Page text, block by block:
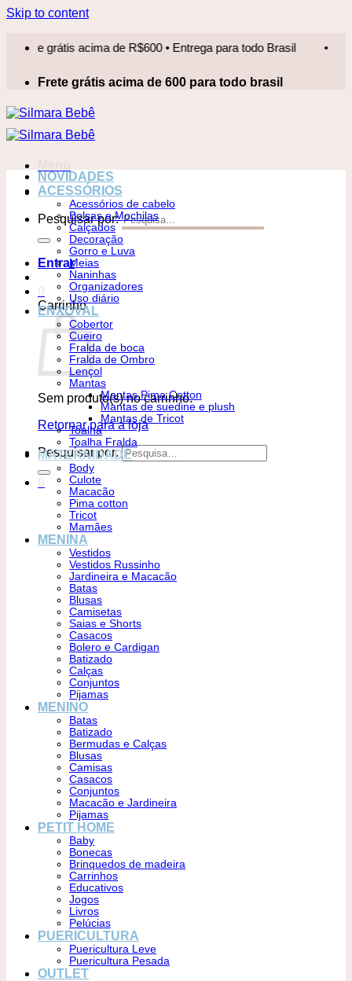
Skip to content
grátis acima de R$600 • Entrega para todo Brasil •
Frete grátis acima de 600 para todo brasil
Pesquisar por:
Entrar
Carrinho
Sem produto(s) no carrinho.
Retornar para a loja
Pesquisar por:
NOVIDADES
ACESSÓRIOS
Acessórios de cabelo
Bolsas e Mochilas
Calçados
Decoração
Gorro e Luva
Meias
Naninhas
Organizadores
Uso diário
ENXOVAL
Cobertor
Cueiro
Fralda de boca
Fralda de Ombro
Lençol
Mantas
Mantas Pima Cotton
Mantas de suedine e plush
Mantas de Tricot
Toalha
Toalha Fralda
MATERNIDADE
Body
Culote
Macacão
Pima cotton
Tricot
Mamães
MENINA
Vestidos
Vestidos Russinho
Jardineira e Macacão
Batas
Blusas
Camisetas
Saias e Shorts
Casacos
Bolero e Cardigan
Batizado
Calças
Conjuntos
Pijamas
MENINO
Batas
Batizado
Bermudas e Calças
Blusas
Camisas
Casacos
Conjuntos
Macacão e Jardineira
Pijamas
PETIT HOME
Baby
Bonecas
Brinquedos de madeira
Carrinhos
Educativos
Jogos
Livros
Pelúcias
PUERICULTURA
Puericultura Leve
Puericultura Pesada
OUTLET